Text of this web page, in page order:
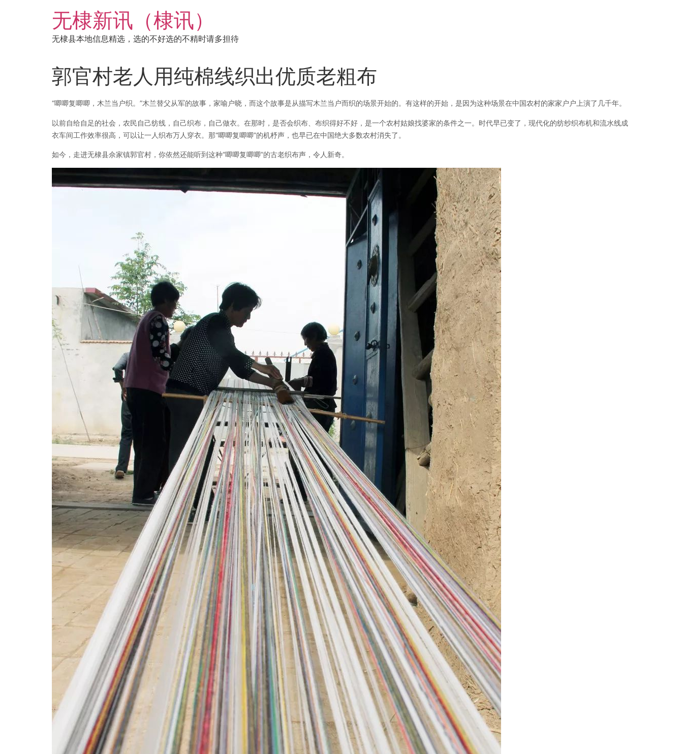
无棣新讯（棣讯）
无棣县本地信息精选，选的不好选的不精时请多担待
郭官村老人用纯棉线织出优质老粗布
“唧唧复唧唧，木兰当户织。 ”木兰替父从军的故事，家喻户晓，而这个故事是从描写木兰当户而织的场景开始的。 有这样的开始，是因为这种场景在中国农村的家家户户上演了几千年。
以前自给自足的社会，农民自己纺线，自己织布，自己做衣。 在那时，是否会织布、布织得好不好，是一个农村姑娘找婆家的条件之一。 时代早已变了，现代化的纺纱织布机和流水线成
衣车间工作效率很高，可以让一人织布万人穿衣。 那“唧唧复唧唧”的机杼声，也早已在中国绝大多数农村消失了。
如今，走进无棣县佘家镇郭官村，你依然还能听到这种“唧唧复唧唧”的古老织布声，令人新奇。